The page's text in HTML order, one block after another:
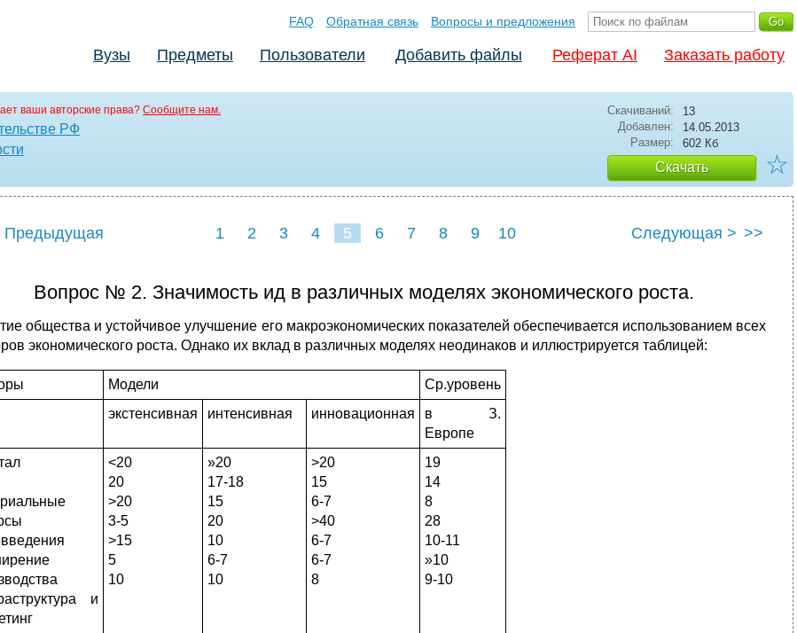
FAQ Обратная связь Вопросы и предложения
Вузы Предметы Пользователи Добавить файлы Реферат AI Заказать работу
ваши авторские права? Сообщите нам.
РФ
Скачиваний:
13
Добавлен:
14.05.2013
Размер:
602 Кб
Скачать ☆
Предыдущая 1 2 3 4 5 6 7 8 9 10 Следующая > >>
Вопрос № 2. Значимость ид в различных моделях экономического роста.
общества и устойчивое улучшение его макроэкономических показателей обеспечивается использованием всех
экономического роста. Однако их вклад в различных моделях неодинаков и иллюстрируется таблицей:
Модели
Ср.уровень
экстенсивная
интенсивная инновационная
в З.
Европе
и
<20
20
>20
3-5
>15
5
10
»20
17-18
15
20
10
6-7
10
>20
15
6-7
>40
6-7
6-7
8
19
14
8
28
10-11
»10
9-10